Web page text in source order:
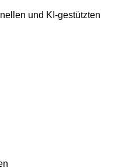
und KI-gestützten